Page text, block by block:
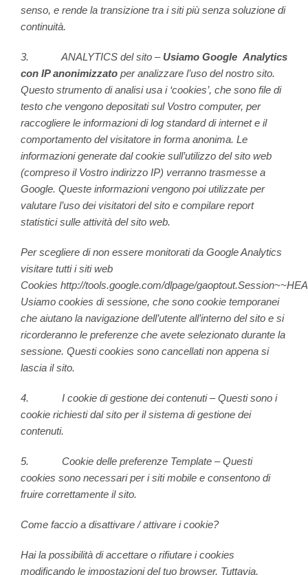
senso, e rende la transizione tra i siti più senza soluzione di
continuità.
3. ANALYTICS del sito – Usiamo Google Analytics
con IP anonimizzatoper analizzare l’uso del nostro sito.
Questo strumento di analisi usa i ‘cookies’, che sono file di
testo che vengono depositati sul Vostro computer, per
raccogliere le informazioni di log standard di internet e il
comportamento del visitatore in forma anonima. Le
informazioni generate dal cookie sull’utilizzo del sito web
(compreso il Vostro indirizzo IP) verranno trasmesse a
Google. Queste informazioni vengono poi utilizzate per
valutare l’uso dei visitatori del sito e compilare report
statistici sulle attività del sito web.
Per scegliere di non essere monitorati da Google Analytics
visitare tutti i siti web
Cookies http://tools.google.com/dlpage/
Usiamo cookies di sessione, che sono cookie temporanei
che aiutano la navigazione dell’utente all’interno del sito e si
ricorderanno le preferenze che avete selezionato durante la
sessione. Questi cookies sono cancellati non appena si
lascia il sito.
4. I cookie di gestione dei contenuti – Questi sono i
cookie richiesti dal sito per il sistema di gestione dei
contenuti.
5. Cookie delle preferenze Template – Questi
cookies sono necessari per i siti mobile e consentono di
fruire correttamente il sito.
Come faccio a disattivare / attivare i cookie?
Hai la possibilità di accettare o rifiutare i cookies
modificando le impostazioni del tuo browser. Tuttavia,